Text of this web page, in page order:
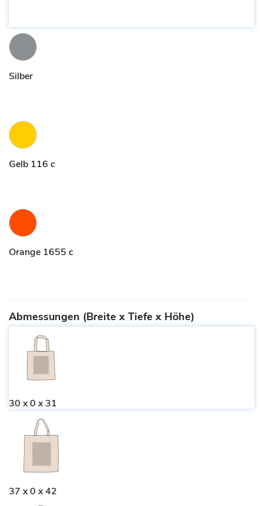
Silber
Gelb 116 c
Orange 1655 c
Abmessungen (Breite x Tiefe x Höhe)
30 x 0 x 31
37 x 0 x 42